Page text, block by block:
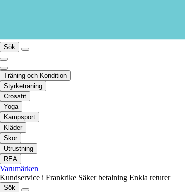
Sök
Träning och Kondition
Styrketräning
Crossfit
Yoga
Kampsport
Kläder
Skor
Utrustning
REA
Varumärken
Kundservice i Frankrike Säker betalning Enkla returer
Sök